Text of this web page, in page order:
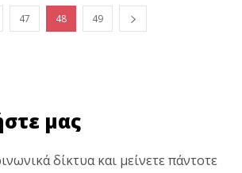
47 48 49
μας
δίκτυα και μείνετε πάντοτε